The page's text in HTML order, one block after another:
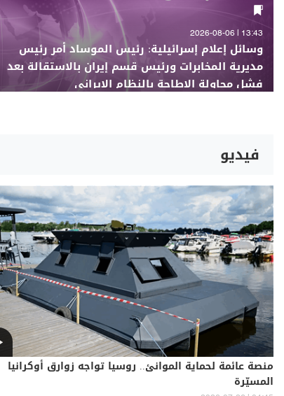
13:43 | 2026-08-06
وسائل إعلام إسرائيلية: رئيس الموساد أمر رئيس
مديرية المخابرات ورئيس قسم إيران بالاستقالة بعد
فشل محاولة الإطاحة بالنظام الإيراني
فيديو
منصة عائمة لحماية الموانئ.. روسيا تواجه زوارق أوكرانيا
المسيّرة